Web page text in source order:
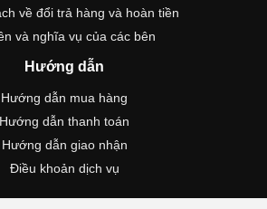
về đổi trả hàng và hoàn tiền
và nghĩa vụ của các bên
Hướng dẫn
Hướng dẫn mua hàng
Hướng dẫn thanh toán
Hướng dẫn giao nhận
Điều khoản dịch vụ